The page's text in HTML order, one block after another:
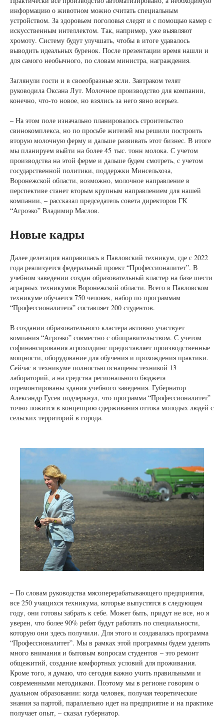
информацию о животном можно считать специальным
устройством. За здоровьем поголовья следят и с помощью камер с
искусственным интеллектом. Так, например, уже выявляют
хромоту. Систему будут улучшать, чтобы в итоге удавалось
выводить идеальных буренок. После презентации время нашли и
для самого необычного, по словам министра, награждения.
Заглянули гости и в своеобразные ясли. Завтраком телят
руководила Оксана Лут. Молочное производство для компании,
конечно, что-то новое, но взялись за него явно всерьез.
– На этом поле изначально планировалось строительство
свинокомплекса, но по просьбе жителей мы решили построить
вторую молочную ферму и дальше развивать этот бизнес. В итоге
мы планируем выйти на более 45 тыс. тонн молока. С учетом
производства на этой ферме и дальше будем смотреть, с учетом
государственной политики, поддержки Минсельхоза,
Воронежской области, возможно, молочное направление в
перспективе станет вторым крупным направлением для нашей
компании, – рассказал председатель совета директоров ГК
“Агроэко” Владимир Маслов.
Новые кадры
Далее делегация направилась в Павловский техникум, где с 2022
года реализуется федеральный проект “Профессионалитет”. В
учебном заведении создан образовательный кластер на базе шести
аграрных техникумов Воронежской области. Всего в Павловском
техникуме обучается 750 человек, набор по программам
“Профессионалитета” составляет 200 студентов.
В создании образовательного кластера активно участвует
компания “Агроэко” совместно с облправительством. С учетом
софинансирования агрохолдинг предоставляет производственные
мощности, оборудование для обучения и прохождения практики.
Сейчас в техникуме полностью оснащены техникой 13
лабораторий, а на средства регионального бюджета
отремонтированы здания учебного заведения. Губернатор
Александр Гусев подчеркнул, что программа “Профессионалитет”
точно ложится в концепцию сдерживания оттока молодых людей с
сельских территорий в города.
– По словам руководства мясоперерабатывающего предприятия,
все 250 учащихся техникума, которые выпустятся в следующем
году, они готовы забрать к себе. Может быть, придут не все, но я
уверен, что более 90% ребят будут работать по специальности,
которую они здесь получили. Для этого и создавалась программа
“Профессионалитет”. Мы в рамках этой программы будем уделять
много внимания и бытовым вопросам студентов – это ремонт
общежитий, создание комфортных условий для проживания.
Кроме того, я думаю, что сегодня важно учить правильными и
современными методиками. Поэтому мы в регионе говорим о
дуальном образовании: когда человек, получая теоретические
знания за партой, параллельно идет на предприятие и на практике
получает опыт, – сказал губернатор.